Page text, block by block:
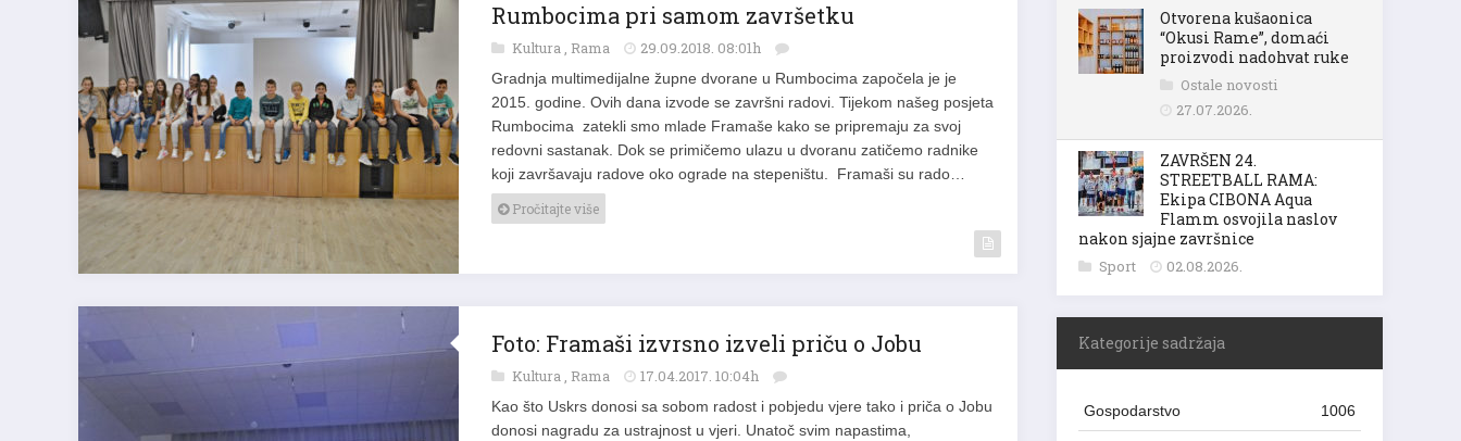
Rumbocima pri samom završetku
Kultura , Rama 29.09.2018. 08:01h
Gradnja multimedijalne župne dvorane u Rumbocima započela je je
2015. godine. Ovih dana izvode se završni radovi. Tijekom našeg posjeta
Rumbocima zatekli smo mlade Framaše kako se pripremaju za svoj
redovni sastanak. Dok se primičemo ulazu u dvoranu zatičemo radnike
koji završavaju radove oko ograde na stepeništu. Framaši su rado…
Pročitajte više
Foto: Framaši izvrsno izveli priču o Jobu
Kultura , Rama 17.04.2017. 10:04h
Kao što Uskrs donosi sa sobom radost i pobjedu vjere tako i priča o Jobu
donosi nagradu za ustrajnost u vjeri. Unatoč svim napastima,
Otvorena kušaonica
“Okusi Rame”, domaći
proizvodi nadohvat ruke
Ostale novosti
27.07.2026.
ZAVRŠEN 24.
STREETBALL RAMA:
Ekipa CIBONA Aqua
Flamm osvojila naslov
nakon sjajne završnice
Sport 02.08.2026.
Kategorije sadržaja
Gospodarstvo 1006